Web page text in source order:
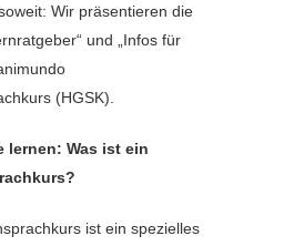
Wir präsentieren die
und „Infos für
(HGSK).
lernen: Was ist ein
ist ein spezielles